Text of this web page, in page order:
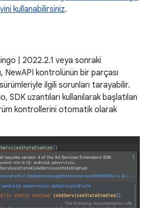
kullanabilirsiniz.
| 2022.2.1 veya sonraki
NewAPI kontrolünün bir parçası
ilgili sorunları tarayabilir.
SDK uzantıları kullanılarak başlatılan
kontrollerini otomatik olarak